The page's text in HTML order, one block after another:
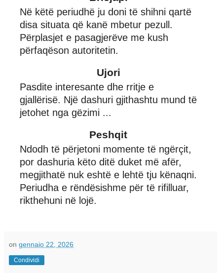
Në këtë periudhë ju doni të shihni qartë
disa situata që kanë mbetur pezull.
Përplasjet e pasagjerëve me kush
përfaqëson autoritetin.
Ujori
Pasdite interesante dhe rritje e
gjallërisë. Një dashuri gjithashtu mund të
jetohet nga gëzimi ...
Peshqit
Ndodh të përjetoni momente të ngërçit,
por dashuria këto ditë duket më afër,
megjithatë nuk eshtë e lehtë tju kënaqni.
Periudha e rëndësishme për të rifilluar,
rikthehuni në lojë.
on gennaio 22, 2026
Condividi